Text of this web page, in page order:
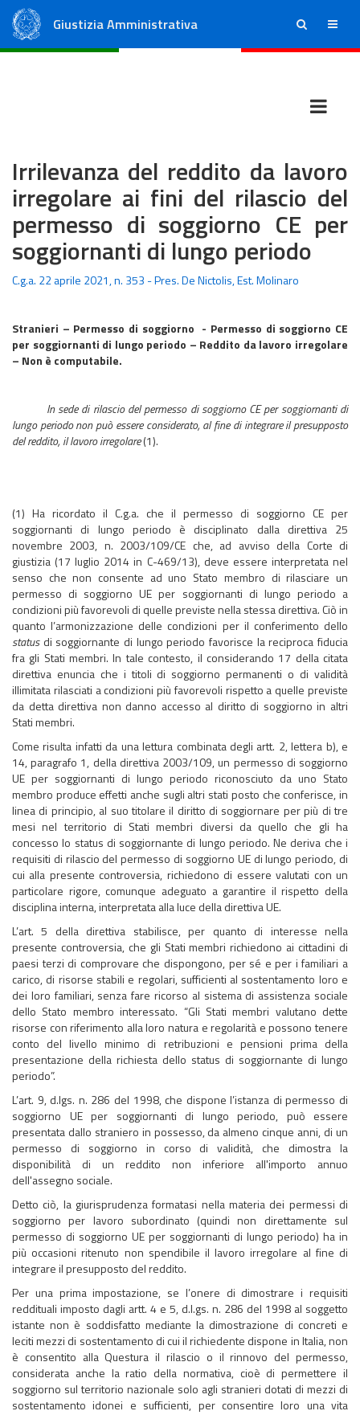
Giustizia Amministrativa ricerca menu
Irrilevanza del reddito da lavoro
irregolare ai fini del rilascio del
permesso di soggiorno CE per
soggiornanti di lungo periodo
C.g.a. 22 aprile 2021, n. 353 - Pres. De Nictolis, Est. Molinaro
Stranieri – Permesso di soggiorno - Permesso di soggiorno CE
per soggiornanti di lungo periodo – Reddito da lavoro irregolare
– Non è computabile.
In sede di rilascio del permesso di soggiorno CE per soggiornanti di
lungo periodo non può essere considerato, al fine di integrare il presupposto
del reddito, il lavoro irregolare(1).
(1) Ha ricordato il C.g.a. che il permesso di soggiorno CE per
soggiornanti di lungo periodo è disciplinato dalla direttiva 25
novembre 2003, n. 2003/109/CE che, ad avviso della Corte di
giustizia (17 luglio 2014 in C-469/13), deve essere interpretata nel
senso che non consente ad uno Stato membro di rilasciare un
permesso di soggiorno UE per soggiornanti di lungo periodo a
condizioni più favorevoli di quelle previste nella stessa direttiva. Ciò in
quanto l’armonizzazione delle condizioni per il conferimento dello
statusdi soggiornante di lungo periodo favorisce la reciproca fiducia
fra gli Stati membri. In tale contesto, il considerando 17 della citata
direttiva enuncia che i titoli di soggiorno permanenti o di validità
illimitata rilasciati a condizioni più favorevoli rispetto a quelle previste
da detta direttiva non danno accesso al diritto di soggiorno in altri
Stati membri.
Come risulta infatti da una lettura combinata degli artt. 2, lettera b), e
14, paragrafo 1, della direttiva 2003/109, un permesso di soggiorno
UE per soggiornanti di lungo periodo riconosciuto da uno Stato
membro produce effetti anche sugli altri stati posto che conferisce, in
linea di principio, al suo titolare il diritto di soggiornare per più di tre
mesi nel territorio di Stati membri diversi da quello che gli ha
concesso lo status di soggiornante di lungo periodo. Ne deriva che i
requisiti di rilascio del permesso di soggiorno UE di lungo periodo, di
cui alla presente controversia, richiedono di essere valutati con un
particolare rigore, comunque adeguato a garantire il rispetto della
disciplina interna, interpretata alla luce della direttiva UE.
L’art. 5 della direttiva stabilisce, per quanto di interesse nella
presente controversia, che gli Stati membri richiedono ai cittadini di
paesi terzi di comprovare che dispongono, per sé e per i familiari a
carico, di risorse stabili e regolari, sufficienti al sostentamento loro e
dei loro familiari, senza fare ricorso al sistema di assistenza sociale
dello Stato membro interessato. “Gli Stati membri valutano dette
risorse con riferimento alla loro natura e regolarità e possono tenere
conto del livello minimo di retribuzioni e pensioni prima della
presentazione della richiesta dello status di soggiornante di lungo
periodo”.
L’art. 9, d.lgs. n. 286 del 1998, che dispone l’istanza di permesso di
soggiorno UE per soggiornanti di lungo periodo, può essere
presentata dallo straniero in possesso, da almeno cinque anni, di un
permesso di soggiorno in corso di validità, che dimostra la
disponibilità di un reddito non inferiore all'importo annuo
dell'assegno sociale.
Detto ciò, la giurisprudenza formatasi nella materia dei permessi di
soggiorno per lavoro subordinato (quindi non direttamente sul
permesso di soggiorno UE per soggiornanti di lungo periodo) ha in
più occasioni ritenuto non spendibile il lavoro irregolare al fine di
integrare il presupposto del reddito.
Per una prima impostazione, se l’onere di dimostrare i requisiti
reddituali imposto dagli artt. 4 e 5, d.l.gs. n. 286 del 1998 al soggetto
istante non è soddisfatto mediante la dimostrazione di concreti e
leciti mezzi di sostentamento di cui il richiedente dispone in Italia, non
è consentito alla Questura il rilascio o il rinnovo del permesso,
considerata anche la ratio della normativa, cioè di permettere il
soggiorno sul territorio nazionale solo agli stranieri dotati di mezzi di
sostentamento idonei e sufficienti, per consentire loro una vita